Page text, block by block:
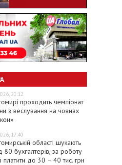
20:12
проходить чемпіонат
з веслування на човнах
17:40
області шукають
80 бухгалтерів, за роботу
платити до 30 – 40 тис. грн